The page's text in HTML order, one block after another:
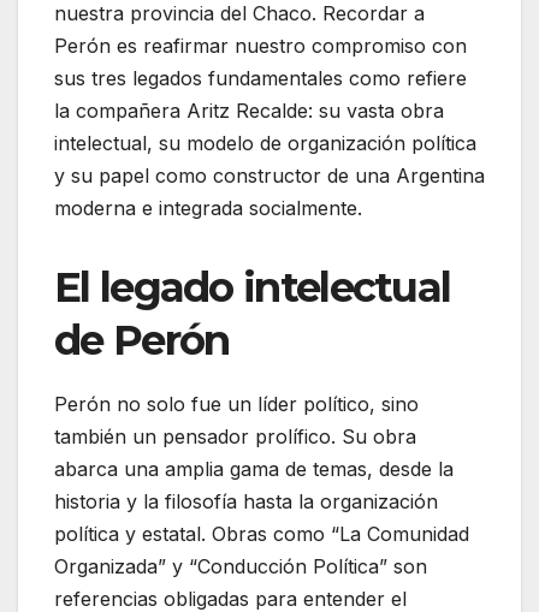
nuestra provincia del Chaco. Recordar a
Perón es reafirmar nuestro compromiso con
sus tres legados fundamentales como refiere
la compañera Aritz Recalde: su vasta obra
intelectual, su modelo de organización política
y su papel como constructor de una Argentina
moderna e integrada socialmente.
El legado intelectual
de Perón
Perón no solo fue un líder político, sino
también un pensador prolífico. Su obra
abarca una amplia gama de temas, desde la
historia y la filosofía hasta la organización
política y estatal. Obras como “La Comunidad
Organizada” y “Conducción Política” son
referencias obligadas para entender el